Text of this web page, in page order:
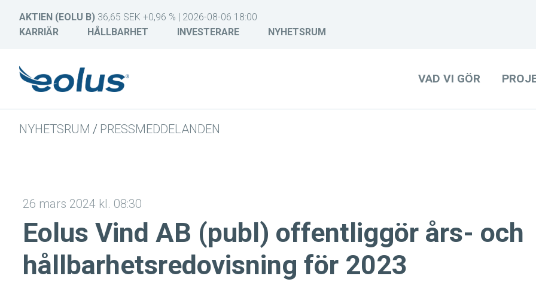
AKTIEN (EOLU B) 36,65 SEK +0,96 % | 2026-08-06 18:00
KARRIÄR
HÅLLBARHET INVESTERARE NYHETSRUM
NYHETSRUM / PRESSMEDDELANDEN
VAD VI GÖR
26 mars 2024 kl. 08:30
Eolus Vind AB (publ) offentliggör års- och
hållbarhetsredovisning för 2023